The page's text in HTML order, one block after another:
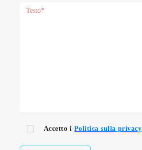
Accetto i Politica sulla privacy